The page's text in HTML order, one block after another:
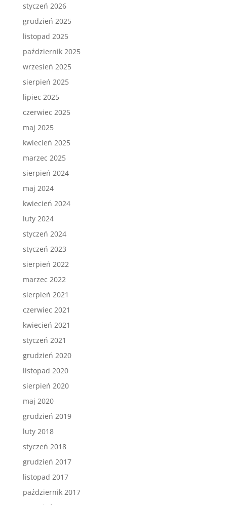
styczeń 2026
grudzień 2025
listopad 2025
październik 2025
wrzesień 2025
sierpień 2025
lipiec 2025
czerwiec 2025
maj 2025
kwiecień 2025
marzec 2025
sierpień 2024
maj 2024
kwiecień 2024
luty 2024
styczeń 2024
styczeń 2023
sierpień 2022
marzec 2022
sierpień 2021
czerwiec 2021
kwiecień 2021
styczeń 2021
grudzień 2020
listopad 2020
sierpień 2020
maj 2020
grudzień 2019
luty 2018
styczeń 2018
grudzień 2017
listopad 2017
październik 2017